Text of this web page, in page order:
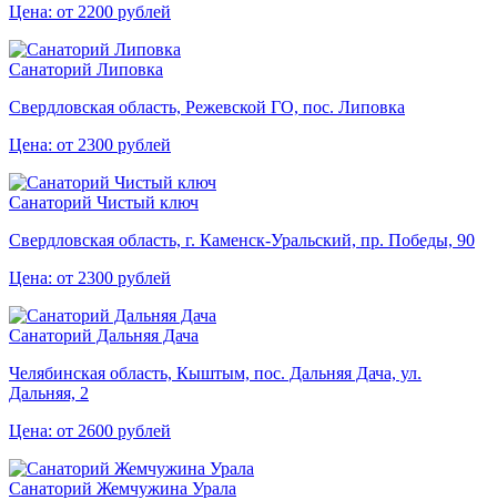
Цена: от 2200 рублей
Санаторий Липовка
Свердловская область, Режевской ГО, пос. Липовка
Цена: от 2300 рублей
Санаторий Чистый ключ
Свердловская область, г. Каменск-Уральский, пр. Победы, 90
Цена: от 2300 рублей
Санаторий Дальняя Дача
Челябинская область, Кыштым, пос. Дальняя Дача, ул.
Дальняя, 2
Цена: от 2600 рублей
Санаторий Жемчужина Урала